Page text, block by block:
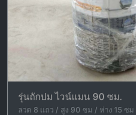
รุ่นถักปม ไวน์แมน 90 ซม.
ลวด 8 แถว / สูง 90 ซม / ห่าง 15 ซม